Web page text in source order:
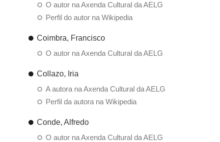
O autor na Axenda Cultural da AELG
Perfil do autor na Wikipedia
Coimbra, Francisco
O autor na Axenda Cultural da AELG
Collazo, Iria
A autora na Axenda Cultural da AELG
Perfil da autora na Wikipedia
Conde, Alfredo
O autor na Axenda Cultural da AELG